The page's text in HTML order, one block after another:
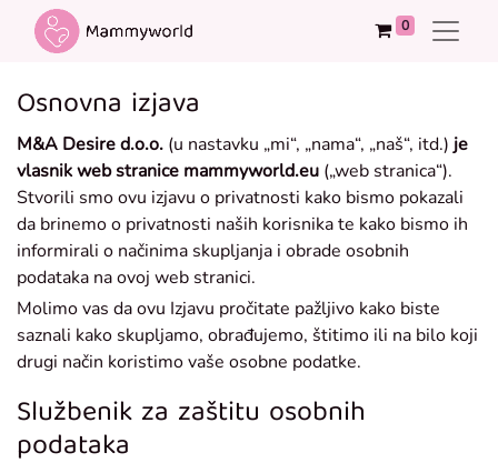
0
Osnovna izjava
M&A Desire d.o.o. (u nastavku „mi“, „nama“, „naš“, itd.) je
vlasnik web stranice mammyworld.eu („web stranica“).
Stvorili smo ovu izjavu o privatnosti kako bismo pokazali
da brinemo o privatnosti naših korisnika te kako bismo ih
informirali o načinima skupljanja i obrade osobnih
podataka na ovoj web stranici.
Molimo vas da ovu Izjavu pročitate pažljivo kako biste
saznali kako skupljamo, obrađujemo, štitimo ili na bilo koji
drugi način koristimo vaše osobne podatke.
Službenik za zaštitu osobnih
podataka